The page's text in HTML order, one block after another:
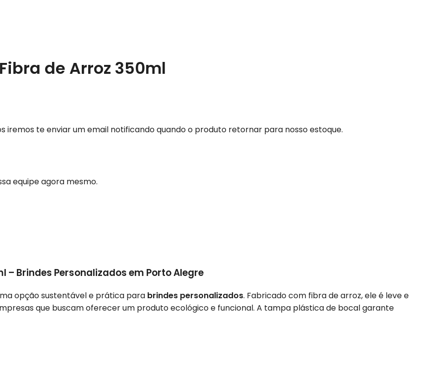
de Arroz 350ml
iremos te enviar um email notificando quando o produto retornar para nosso estoque.
equipe agora mesmo.
– Brindes Personalizados em Porto Alegre
opção sustentável e prática para brindes personalizados. Fabricado com fibra de arroz, ele é leve e
que buscam oferecer um produto ecológico e funcional. A tampa plástica de bocal garante